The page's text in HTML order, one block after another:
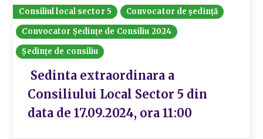
Consiliul local sector 5
Convocator de ședință
Convocator Ședințe de Consiliu 2024
Ședințe de consiliu
Sedinta extraordinara a
Consiliului Local Sector 5 din
data de 17.09.2024, ora 11:00